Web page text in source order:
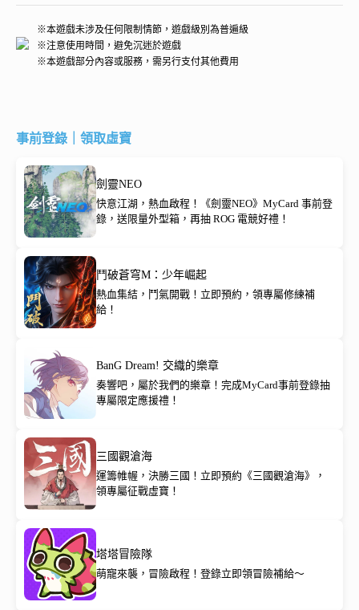
※本遊戲未涉及任何限制情節，遊戲級別為普遍級
※注意使用時間，避免沉迷於遊戲
※本遊戲部分內容或服務，需另行支付其他費用
事前登錄｜領取虛寶
劍靈NEO
快意江湖，熱血啟程！《劍靈NEO》MyCard 事前登
錄，送限量外型箱，再抽 ROG 電競好禮！
鬥破蒼穹M：少年崛起
熱血集結，鬥氣開戰！立即預約，領專屬修練補
給！
BanG Dream! 交織的樂章
奏響吧，屬於我們的樂章！完成MyCard事前登錄抽
專屬限定應援禮！
三國觀滄海
運籌帷幄，決勝三國！立即預約《三國觀滄海》，
領專屬征戰虛寶！
塔塔冒險隊
萌寵來襲，冒險啟程！登錄立即領冒險補給～